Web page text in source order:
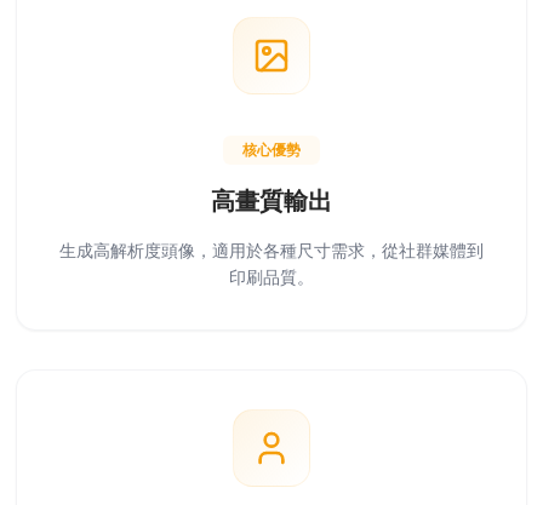
核心優勢
高畫質輸出
生成高解析度頭像，適用於各種尺寸需求，從社群媒體到
印刷品質。